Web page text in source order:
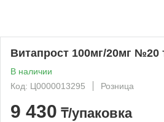
Витапрост 100мг/20мг №20
В наличии
Код: Ц0000013295
Розница
9 430 ₸/упаковка